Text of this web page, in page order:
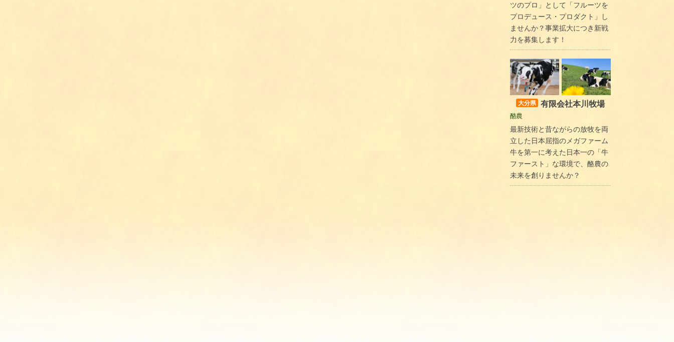
ツのプロ」として「フルーツを
プロデュース・プロダクト」し
ませんか？事業拡大につき新戦
力を募集します！
大分県 有限会社本川牧場
酪農
最新技術と昔ながらの放牧を両
立した日本屈指のメガファーム
牛を第一に考えた日本一の「牛
ファースト」な環境で、酪農の
未来を創りませんか？